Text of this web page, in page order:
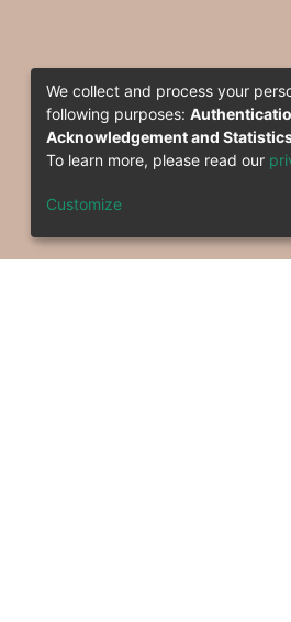
We collect and process your
following purposes:
Acknowledgement and
To learn more, please read our
Customize